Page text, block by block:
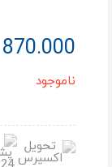
870.000
ناموجود